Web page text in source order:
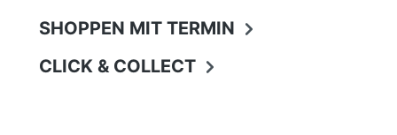
SHOPPEN MIT TERMIN
CLICK & COLLECT